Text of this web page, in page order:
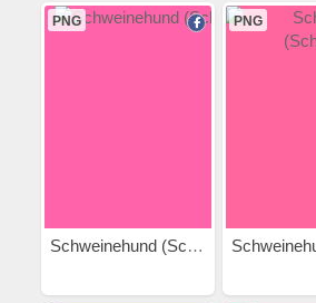
PNG
Schweinehund (Schlafen)
PNG